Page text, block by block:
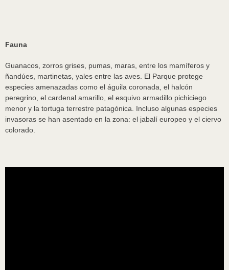
Fauna
Guanacos, zorros grises, pumas, maras, entre los mamíferos y
ñandúes, martinetas, yales entre las aves. El Parque protege
especies amenazadas como el águila coronada, el halcón
peregrino, el cardenal amarillo, el esquivo armadillo pichiciego
menor y la tortuga terrestre patagónica. Incluso algunas especies
invasoras se han asentado en la zona: el jabalí europeo y el ciervo
colorado.